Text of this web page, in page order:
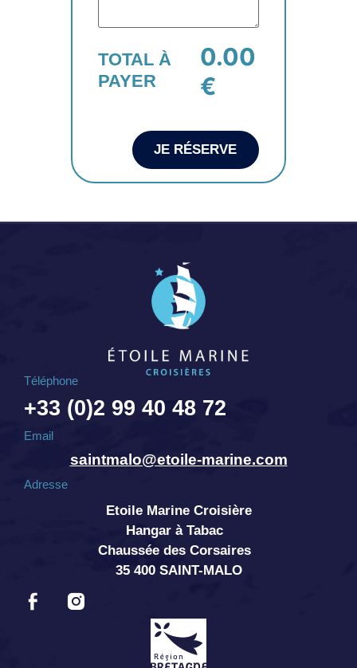
TOTAL À
PAYER
0.00
€
JE RÉSERVE
Téléphone
+33 (0)2 99 40 48 72
Email
saintmalo@etoile-marine.com
Adresse
Etoile Marine Croisière
Hangar à Tabac
Chaussée des Corsaires
35 400 SAINT-MALO